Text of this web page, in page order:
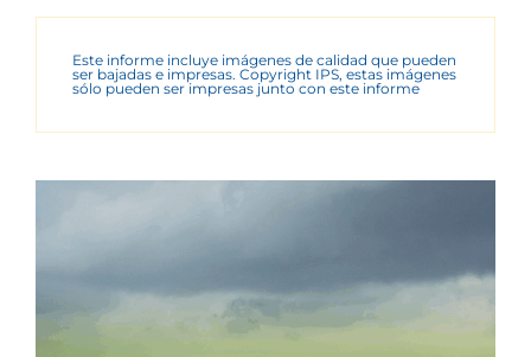
Este informe incluye imágenes de calidad que pueden
ser bajadas e impresas. Copyright IPS, estas imágenes
sólo pueden ser impresas junto con este informe